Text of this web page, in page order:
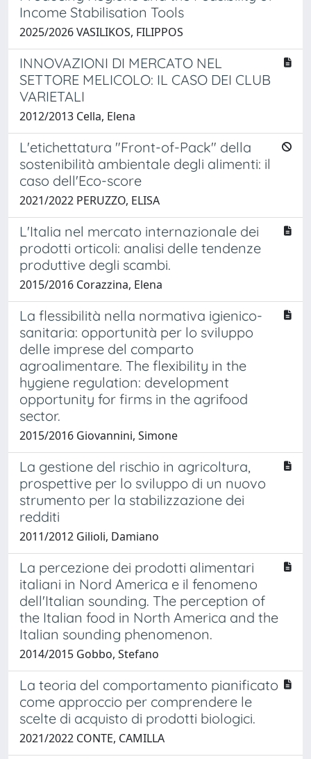
Income Stabilisation Tools
2025/2026 VASILIKOS, FILIPPOS
INNOVAZIONI DI MERCATO NEL
SETTORE MELICOLO: IL CASO DEI CLUB
VARIETALI
2012/2013 Cella, Elena
L'etichettatura "Front-of-Pack" della
sostenibilità ambientale degli alimenti: il
caso dell'Eco-score
2021/2022 PERUZZO, ELISA
L'Italia nel mercato internazionale dei
prodotti orticoli: analisi delle tendenze
produttive degli scambi.
2015/2016 Corazzina, Elena
La flessibilità nella normativa igienico-
sanitaria: opportunità per lo sviluppo
delle imprese del comparto
agroalimentare. The flexibility in the
hygiene regulation: development
opportunity for firms in the agrifood
sector.
2015/2016 Giovannini, Simone
La gestione del rischio in agricoltura,
prospettive per lo sviluppo di un nuovo
strumento per la stabilizzazione dei
redditi
2011/2012 Gilioli, Damiano
La percezione dei prodotti alimentari
italiani in Nord America e il fenomeno
dell'Italian sounding. The perception of
the Italian food in North America and the
Italian sounding phenomenon.
2014/2015 Gobbo, Stefano
La teoria del comportamento pianificato
come approccio per comprendere le
scelte di acquisto di prodotti biologici.
2021/2022 CONTE, CAMILLA